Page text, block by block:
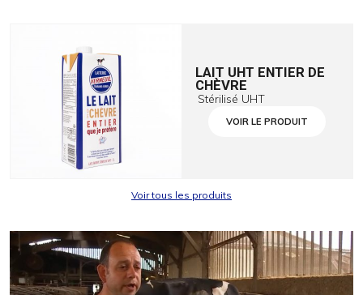
LAIT UHT ENTIER DE
CHÈVRE
Stérilisé UHT
VOIR LE PRODUIT
Voir tous les produits